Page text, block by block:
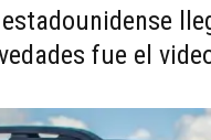
fue el